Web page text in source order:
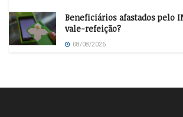
Beneficiários afastados pelo
vale-refeição?
08/08/2026